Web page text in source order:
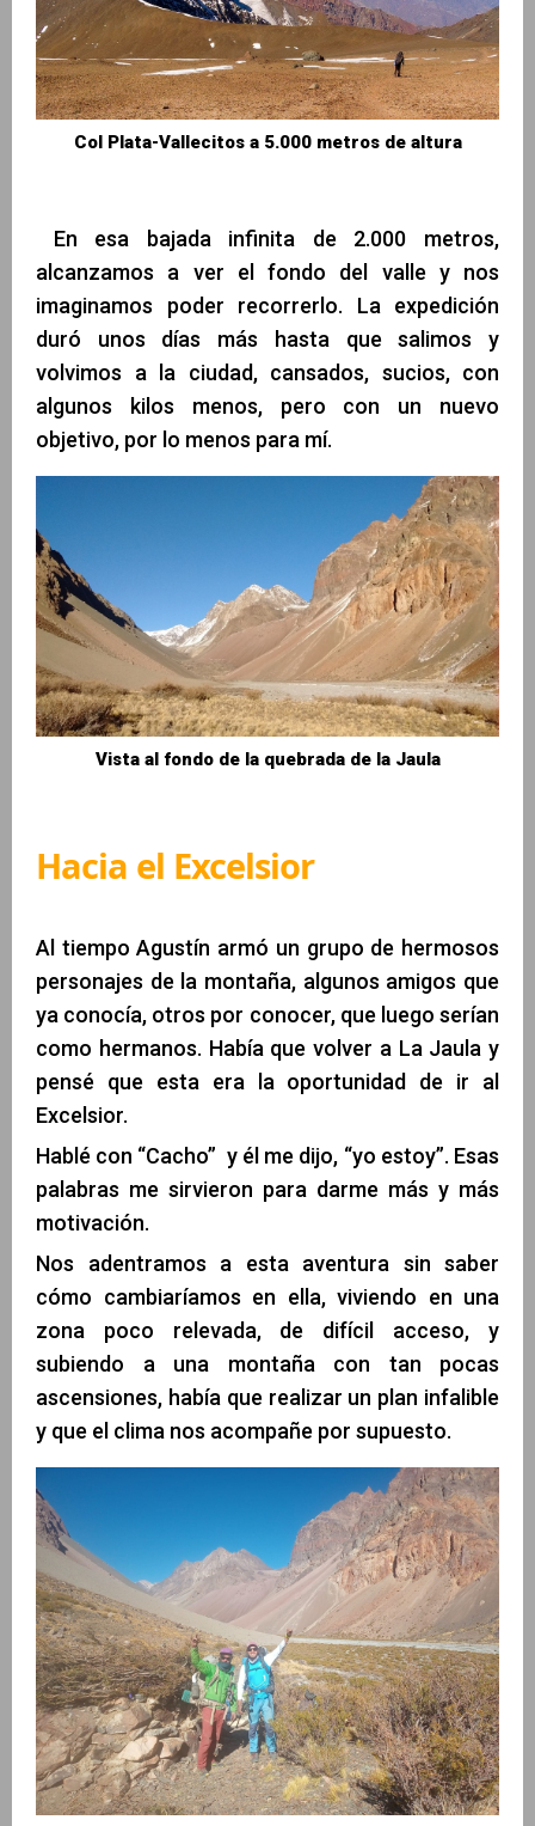
Col Plata-Vallecitos a 5.000 metros de altura
En esa bajada infinita de 2.000 metros,
alcanzamos a ver el fondo del valle y nos
imaginamos poder recorrerlo. La expedición
duró unos días más hasta que salimos y
volvimos a la ciudad, cansados, sucios, con
algunos kilos menos, pero con un nuevo
objetivo, por lo menos para mí.
Vista al fondo de la quebrada de la Jaula
Hacia el Excelsior
Al tiempo Agustín armó un grupo de hermosos
personajes de la montaña, algunos amigos que
ya conocía, otros por conocer, que luego serían
como hermanos. Había que volver a La Jaula y
pensé que esta era la oportunidad de ir al
Excelsior.
Hablé con “Cacho” y él me dijo, “yo estoy”. Esas
palabras me sirvieron para darme más y más
motivación.
Nos adentramos a esta aventura sin saber
cómo cambiaríamos en ella, viviendo en una
zona poco relevada, de difícil acceso, y
subiendo a una montaña con tan pocas
ascensiones, había que realizar un plan infalible
y que el clima nos acompañe por supuesto.